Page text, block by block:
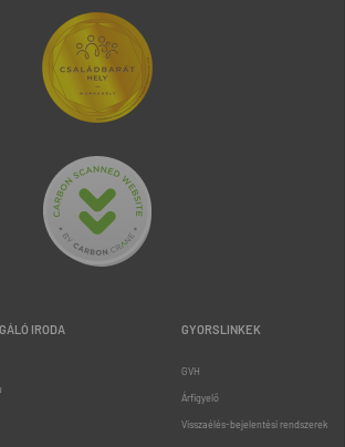
IRODA GYORSLINKEK
GVH
Árfigyelő
Visszaélés-bejelentési rendszerek